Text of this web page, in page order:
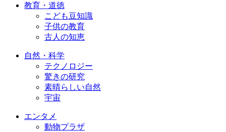
教育・道徳
こども豆知識
子供の教育
古人の知恵
自然・科学
テクノロジー
驚きの研究
素晴らしい自然
宇宙
エンタメ
動物プラザ